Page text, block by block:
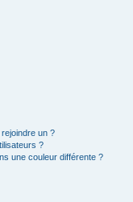
un ?
?
une couleur différente ?